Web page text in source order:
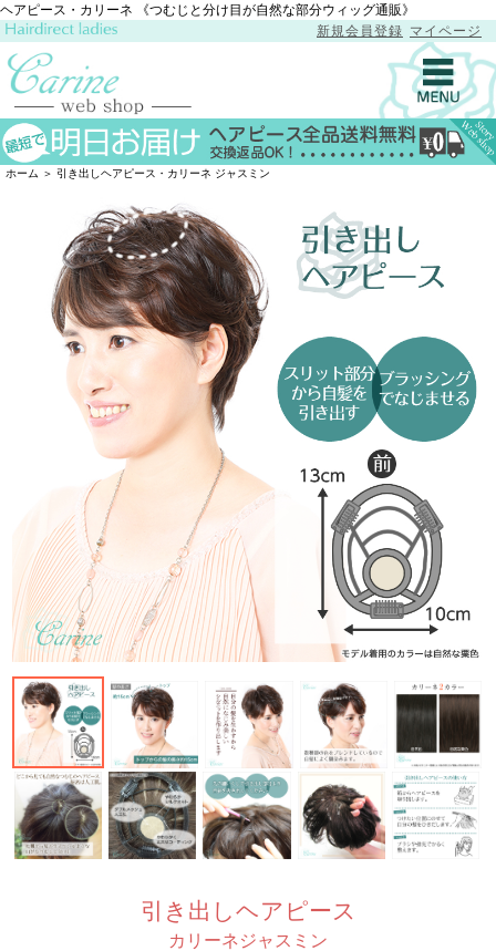
ヘアピース・カリーネ 《つむじと分け目が自然な部分ウィッグ通販》
新規会員登録 マイページ
ホーム ＞ 引き出しヘアピース・カリーネ ジャスミン
引き出しヘアピース
カリーネジャスミン